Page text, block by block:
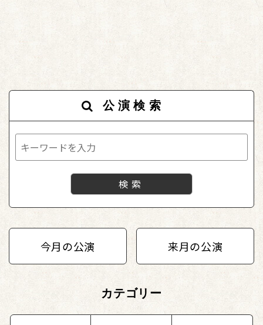
公演検索
今月の公演 来月の公演
カテゴリー